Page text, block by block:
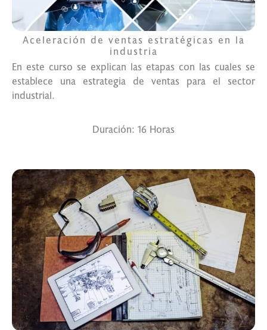
Aceleración de ventas estratégicas en la
industria
En este curso se explican las etapas con las cuales se
establece una estrategia de ventas para el sector
industrial.
Duración: 16 Horas